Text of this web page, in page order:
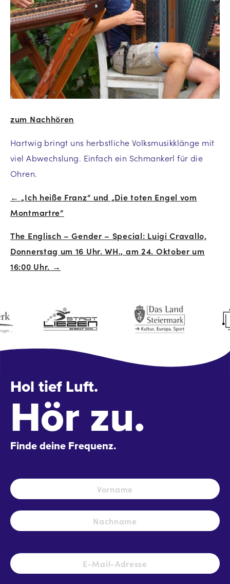
zum Nachhören
Hartwig bringt uns herbstliche Volksmusikklänge mit
viel Abwechslung. Einfach ein Schmankerl für die
Ohren.
Beitrags-
← „Ich heiße Franz“ und „Die toten Engel vom
Montmartre“
The Englisch – Gender – Special: Luigi Cravallo,
Donnerstag um 16 Uhr. WH., am 24. Oktober um
16:00 Uhr. →
Hol tief Luft.
Hör zu.
Finde deine Frequenz.
Name *
E-
Mail-